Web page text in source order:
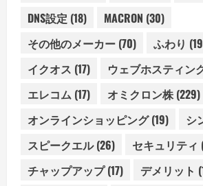
DNS設定 (18) MACRON (30)
その他のメーカー (70) ふわり
イクオス (17) ウェブホスティン
エレコム (17) オミクロン株 (229)
オンラインショッピング(19) シ
スピークエル(26) セキュリティ
チャップアップ(17) デメリット